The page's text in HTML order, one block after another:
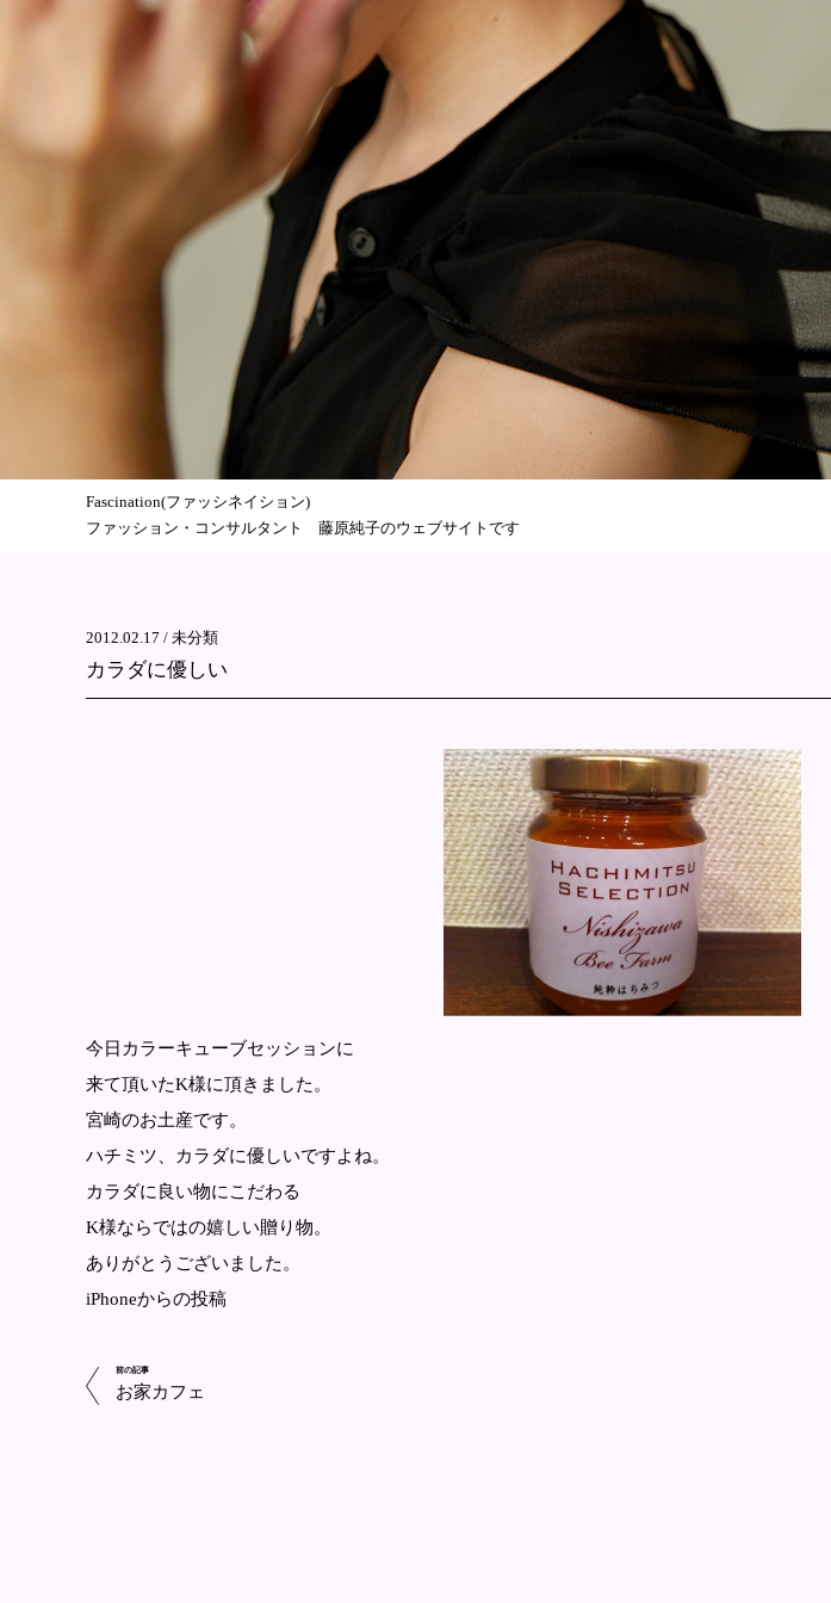
Fascination(ファッシネイション)
ファッション・コンサルタント 藤原純子のウェブサイトです
2012.02.17 / 未分類
カラダに優しい
今日カラーキューブセッションに
来て頂いたK様に頂きました。
宮崎のお土産です。
ハチミツ、カラダに優しいですよね。
カラダに良い物にこだわる
K様ならではの嬉しい贈り物。
ありがとうございました。
iPhoneからの投稿
前の記事
お家カフェ